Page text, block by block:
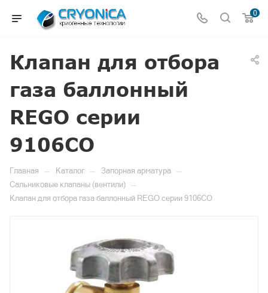
0
Клапан для отбора
газа баллонный
REGO серии
9106CO
Главная — Каталог — Запорная арматура —
Сальниковые клапаны (вентили) —
Клапан для отбора газа баллонный REGO серии 9106CO